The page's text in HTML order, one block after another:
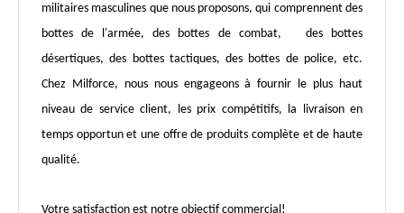
militaires masculines que nous proposons, qui comprennent des
bottes de l'armée, des bottes de combat, des bottes
désertiques, des bottes tactiques, des bottes de police, etc.
Chez Milforce, nous nous engageons à fournir le plus haut
niveau de service client, les prix compétitifs, la livraison en
temps opportun et une offre de produits complète et de haute
qualité.
Votre satisfaction est notre objectif commercial!